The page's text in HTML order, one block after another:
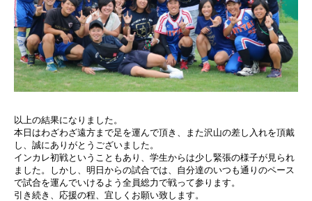
以上の結果になりました。
本日はわざわざ遠方まで足を運んで頂き、また沢山の差し入れを頂戴
し、誠にありがとうございました。
インカレ初戦ということもあり、学生からは少し緊張の様子が見られ
ました。しかし、明日からの試合では、自分達のいつも通りのペース
で試合を運んでいけるよう全員総力で戦って参ります。
引き続き、応援の程、宜しくお願い致します。